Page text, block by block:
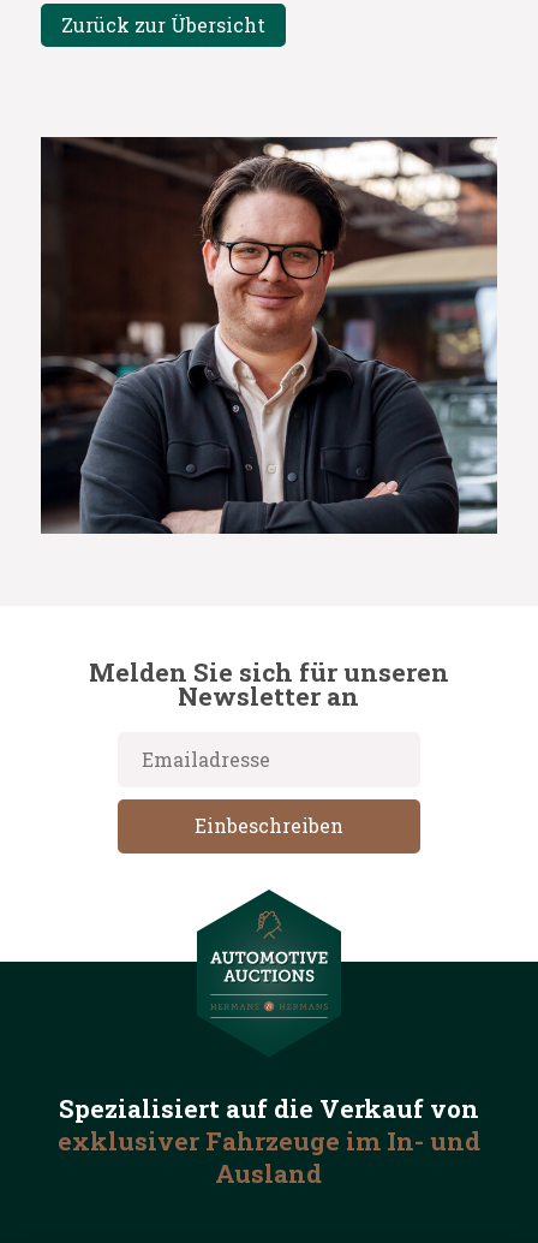
Zurück zur Übersicht
Melden Sie sich für unseren
Newsletter an
Spezialisiert auf die Verkauf von
exklusiver Fahrzeuge im In- und
Ausland